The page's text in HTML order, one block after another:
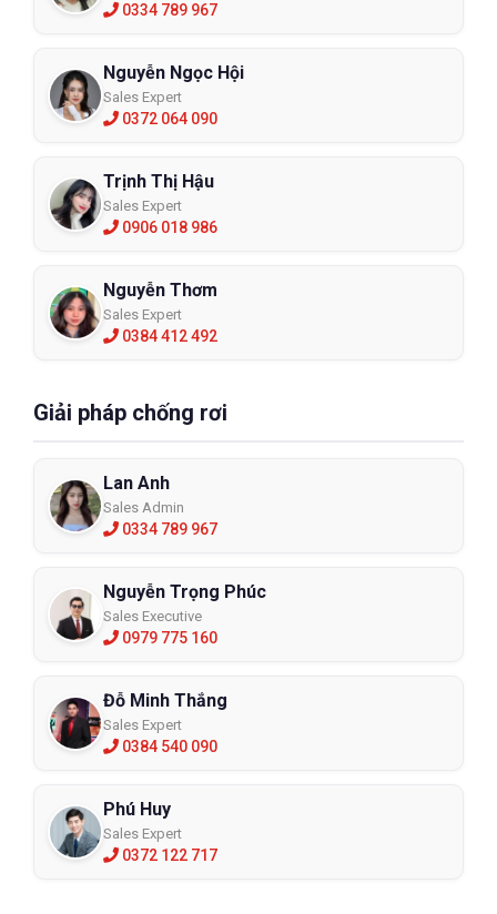
0334 789 967
Nguyễn Ngọc Hội
Sales Expert
0372 064 090
Trịnh Thị Hậu
Sales Expert
0906 018 986
Nguyễn Thơm
Sales Expert
0384 412 492
Giải pháp chống rơi
Lan Anh
Sales Admin
0334 789 967
Nguyễn Trọng Phúc
Sales Executive
0979 775 160
Đỗ Minh Thắng
Sales Expert
0384 540 090
Phú Huy
Sales Expert
0372 122 717